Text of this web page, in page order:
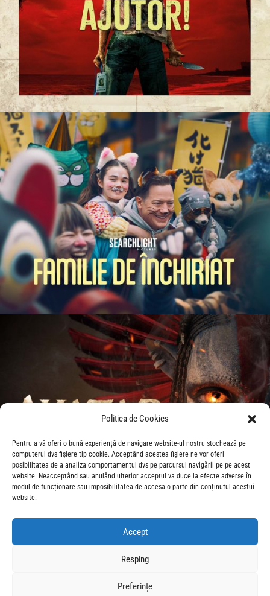
Politica de Cookies
Pentru a vă oferi o bună experiență de navigare website-ul nostru stochează pe
computerul dvs fișiere tip cookie. Acceptând acestea fișiere ne vor oferi
posibilitatea de a analiza comportamentul dvs pe parcursul navigării pe pe acest
website. Neacceptând sau anulând ulterior acceptul va duce la efecte adverse în
modul de funcționare sau imposibilitatea de accesa o parte din conținutul acestui
website.
Accept
Resping
Preferințe